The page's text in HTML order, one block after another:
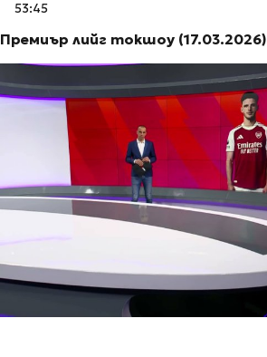
53:45
Премиър лийг токшоу (17.03.2026)